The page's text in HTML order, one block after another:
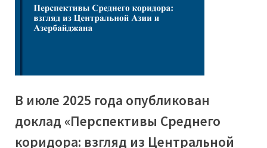
В июле 2025 года опубликован
доклад «Перспективы Среднего
коридора: взгляд из Центральной